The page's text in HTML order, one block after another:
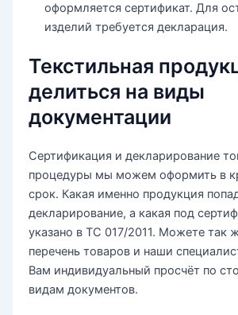
оформляется сертификат. Для
изделий требуется декларация.
Текстильная
делиться на виды
документации
Сертификация и декларирование
процедуры мы можем оформить в
срок. Какая именно продукция
декларирование, а какая под
указано в ТС 017/2011. Можете так
перечень товаров и наши
Вам индивидуальный просчёт по
видам документов.